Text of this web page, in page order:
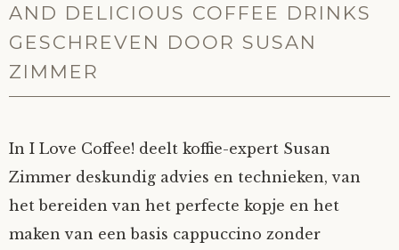
AND DELICIOUS COFFEE DRINKS
GESCHREVEN DOOR SUSAN
ZIMMER
In I Love Coffee! deelt koffie-expert Susan
Zimmer deskundig advies en technieken, van
het bereiden van het perfecte kopje en het
maken van een basis cappuccino zonder